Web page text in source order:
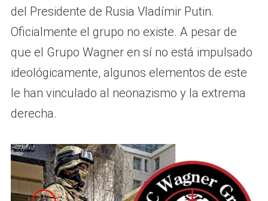
del Presidente de Rusia Vladímir Putin.
Oficialmente el grupo no existe. A pesar de
que el Grupo Wagner en sí no está impulsado
ideológicamente, algunos elementos de este
le han vinculado al neonazismo y la extrema
derecha.